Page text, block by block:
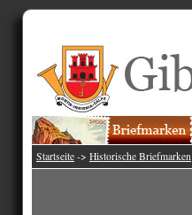
Startseite -> Historische Briefmarken